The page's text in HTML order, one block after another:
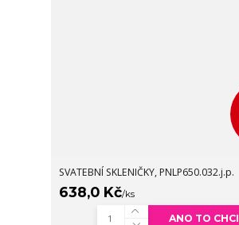
SVATEBNÍ SKLENIČKY, PNLP650.032.j.p.
638,0 Kč/ks
ANO TO CHCI